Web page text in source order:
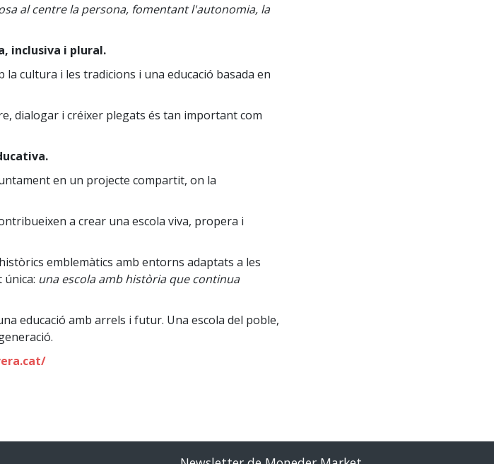
al centre la persona, fomentant l'autonomia, la
inclusiva i plural.
cultura i les tradicions i una educació basada en
dialogar i créixer plegats és tan important com
en un projecte compartit, on la
a crear una escola viva, propera i
emblemàtics amb entorns adaptats a les
una escola amb història que continua
educació amb arrels i futur. Una escola del poble,